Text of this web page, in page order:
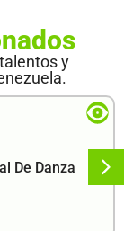
y
De Danza